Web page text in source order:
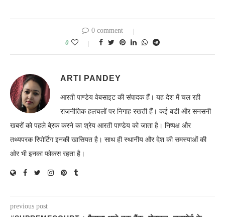
0 comment
0
ARTI PANDEY
आरती पाण्डेय वेबसाइट की संपादक हैं। यह देश में चल रही
राजनीतिक हलचलों पर निगाह रखती हैं। कई बडी और सनसनी
खबरों को पहले बे्रक करने का श्रेय आरती पाण्डेय को जाता है। निष्पक्ष और
तथ्यपरक रिपोर्टिंग इनकी खासियत है। साथ ही स्थानीय और देश की समस्याओं की
ओर भी इनका फोकस रहता है।
previous post